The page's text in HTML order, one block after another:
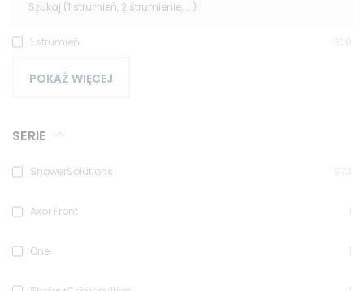
1 strumień
POKAŻ WIĘCEJ
SERIE
ShowerSolutions
Axor Front
One